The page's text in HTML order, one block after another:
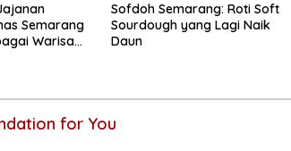
Semarang
Warisan
Sofdoh Semarang: Roti Soft
Sourdough yang Lagi Naik
Daun
for You